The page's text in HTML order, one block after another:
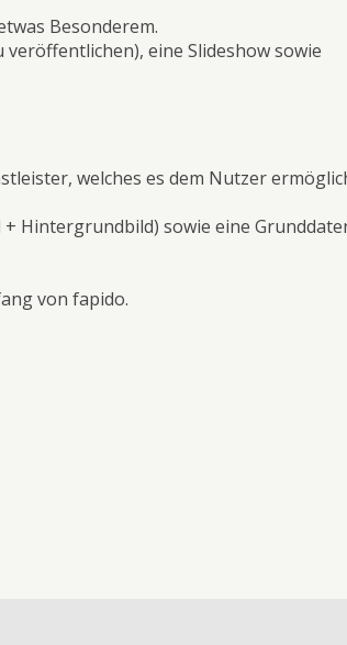
Besonderem.
eine Slideshow sowie
welches es dem Nutzer
Hintergrundbild) sowie eine
von fapido.